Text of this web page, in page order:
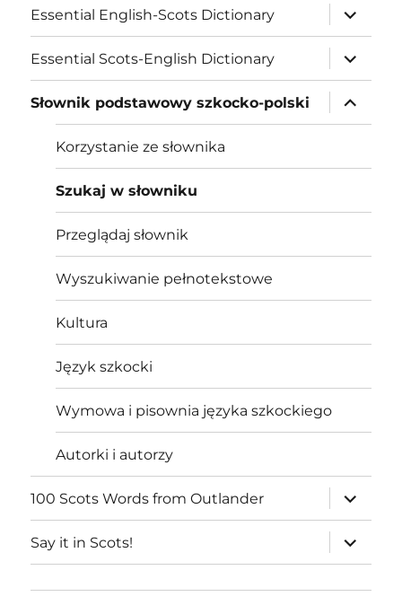
Essential English-Scots Dictionary
expand
child
menu
Essential Scots-English Dictionary
expand
child
menu
Słownik podstawowy szkocko-polski
expand
child
menu
Korzystanie ze słownika
Szukaj w słowniku
Przeglądaj słownik
Wyszukiwanie pełnotekstowe
Kultura
Język szkocki
Wymowa i pisownia języka szkockiego
Autorki i autorzy
100 Scots Words from Outlander
expand
child
menu
Say it in Scots!
expand
child
menu